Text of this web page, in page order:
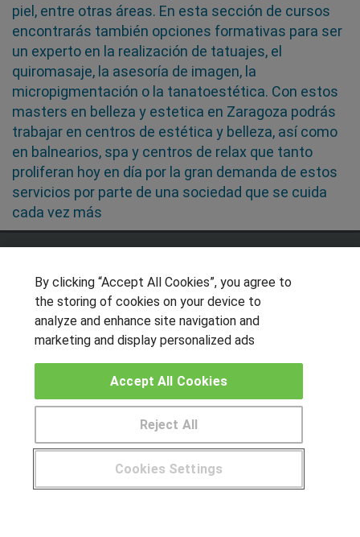
piel, entre otras áreas. En esta sección de cursos
encontrarás también opciones formativas para ser
un experto en la realización de tatuajes, el
quiromasaje, la asesoría de imagen, la
micropigmentación o la tanatoestética. Con estos
masters en belleza y estetica en Zaragoza podrás
trabajar en centros de estética y belleza, así como
en balnearios, spa y centros de relax que tanto
proliferan hoy en día por la gran demanda de estos
servicios por parte de una sociedad que se cuida
cada vez más
OTROS GRUPOS DE INTERES
Muro de los idiomas
Hablemos de empleo
Locos por las becas
CENTROS DE FORMACIÓN
¿Tienes alguna duda? 900 264 357
By clicking “Accept All Cookies”, you agree to
the storing of cookies on your device to
analyze and enhance site navigation and
marketing and display personalized ads
Cookies Settings
Reject All
Accept All Cookies